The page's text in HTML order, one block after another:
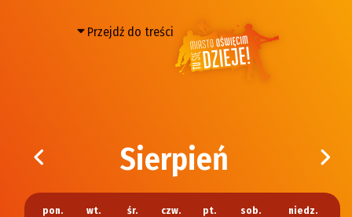
Przejdź do treści
Strona główna Oświęcim
Sierpień
pon. wt. śr. czw. pt. sob. niedz.